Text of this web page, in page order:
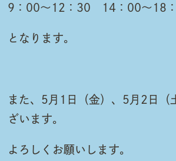
9：00～12：30 14：00～18
となります。
また、5月1日（金）、5月2日（
ざいます。
よろしくお願いします。